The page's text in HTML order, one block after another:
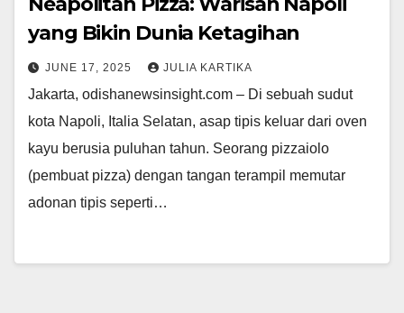
yang Bikin Dunia Ketagihan
JUNE 17, 2025 JULIA KARTIKA
Jakarta, odishanewsinsight.com – Di sebuah sudut
kota Napoli, Italia Selatan, asap tipis keluar dari oven
kayu berusia puluhan tahun. Seorang pizzaiolo
(pembuat pizza) dengan tangan terampil memutar
adonan tipis seperti…